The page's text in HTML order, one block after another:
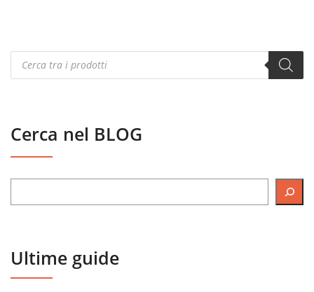
Products
search
Cerca nel BLOG
Ultime guide